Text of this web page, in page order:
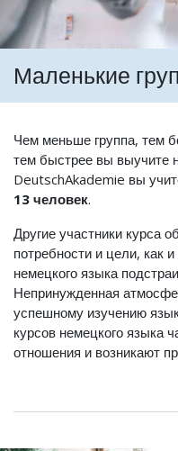
Маленькие
Чем меньше группа, тем
тем быстрее вы выучите
DeutschAkademie вы
13 человек.
Другие участники курса
потребности и цели, как
немецкого языка
Непринужденная
успешному изучению
курсов немецкого языка
отношения и возникают